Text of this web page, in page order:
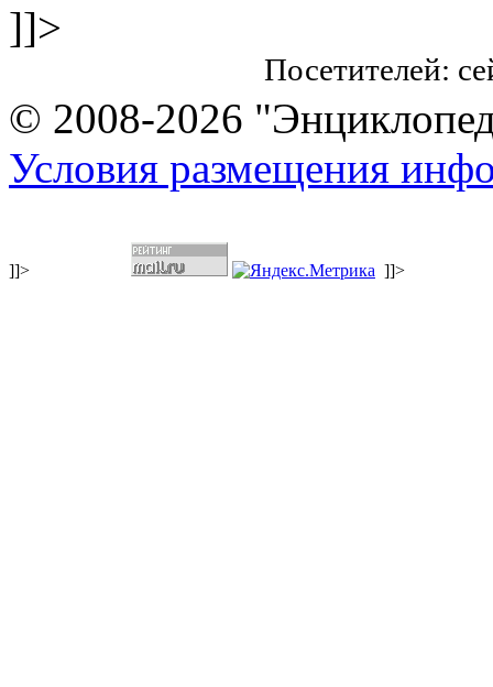
]]>
Посетителей:
© 2008-2026
Условия размещения
]]> ]]>